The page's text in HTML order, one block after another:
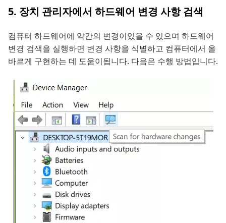
5. 장치 관리자에서 하드웨어 변경 사항 검색
컴퓨터 하드웨어에 약간의 변경이있을 수 있으며 하드웨어
변경 검색을 실행하면 변경 사항을 식별하고 컴퓨터에서 올
바르게 구현하는 데 도움이됩니다. 다음은 수행 방법입니다.